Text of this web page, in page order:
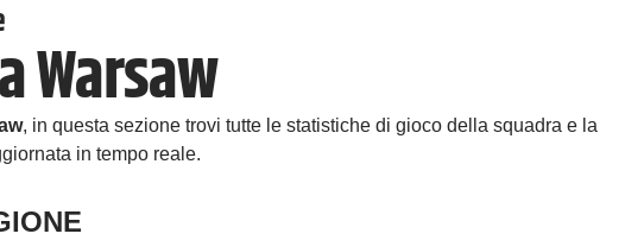
Warsaw
, in questa sezione trovi tutte le statistiche di gioco della squadra e la
in tempo reale.